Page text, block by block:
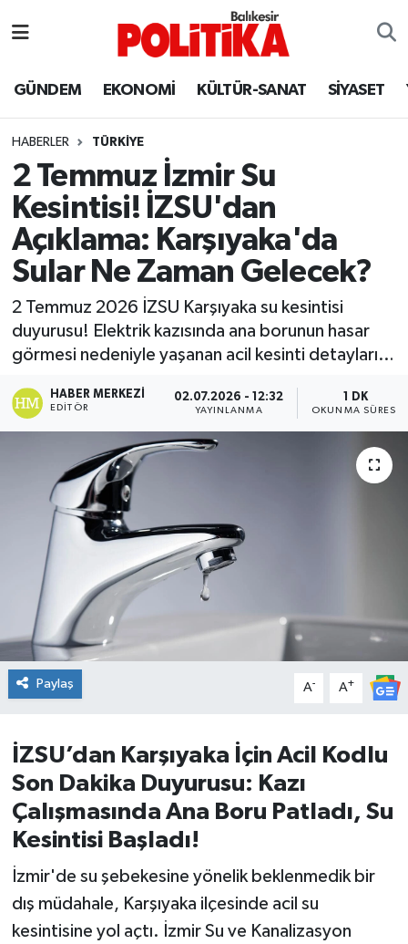
GÜNDEM EKONOMİ KÜLTÜR-SANAT SİYASET
HABERLER TÜRKİYE
2 Temmuz İzmir Su
Kesintisi! İZSU'dan
Açıklama: Karşıyaka'da
Sular Ne Zaman Gelecek?
2 Temmuz 2026 İZSU Karşıyaka su kesintisi
duyurusu! Elektrik kazısında ana borunun hasar
görmesi nedeniyle yaşanan acil kesinti detayları…
HABER MERKEZI
EDITÖR
02.07.2026 - 12:32
YAYINLANMA
1 DK
OKUNMA SÜRESI
Paylaş A- A+
İZSU’dan Karşıyaka İçin Acil Kodlu
Son Dakika Duyurusu: Kazı
Çalışmasında Ana Boru Patladı, Su
Kesintisi Başladı!
İzmir'de su şebekesine yönelik beklenmedik bir
dış müdahale, Karşıyaka ilçesinde acil su
kesintisine yol açtı. İzmir Su ve Kanalizasyon
Ayvalık
Balya
Bandırma
Bigadiç
BİYOGRAFİLER
Burhaniye
ÇEVRE
Dursunbey
Edremit
EĞİTİM
EKONOMİ
Erdek
Gönen
Havran
KENT GÜNDEMİ
Balıkesir Hava Durumu
Balıkesir Namaz Vakitleri
Balıkesir Trafik Yoğunluk Haritası
Süper Lig Puan Durumu ve Fikstür
Tüm Manşetler
Son Dakika Haberleri
Haber Arşivi